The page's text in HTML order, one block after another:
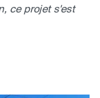
ce projet s'est